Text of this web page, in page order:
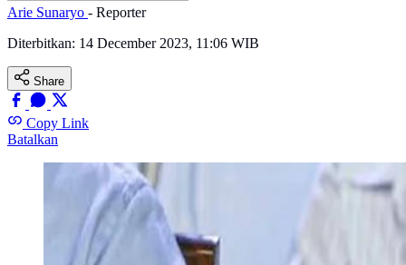
Arie Sunaryo - Reporter
Diterbitkan: 14 December 2023, 11:06 WIB
Share
Copy Link
Batalkan